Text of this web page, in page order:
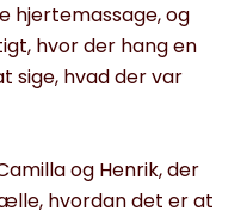
hjertemassage, og
hvor der hang en
sige, hvad der var
og Henrik, der
hvordan det er at